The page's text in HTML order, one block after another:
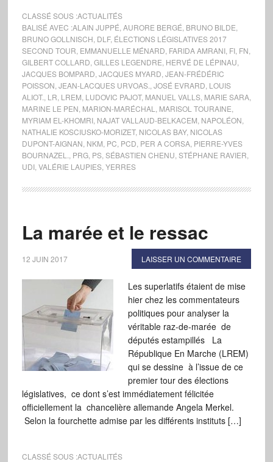
CLASSÉ SOUS :ACTUALITÉS
BALISÉ AVEC :ALAIN JUPPÉ AURORE BERGÉ BRUNO BILDE
BRUNO GOLLNISCH DLF, ÉLECTIONS LÉGISLATIVES 2017
SECOND TOUR EMMANUELLE MÉNARD FARIDA AMRANI, FI, FN
GILBERT COLLARD GILLES LEGENDRE HERVÉ DE LÉPINAU
JACQUES BOMPARD JACQUES MYARD JEAN-FRÉDÉRIC
POISSON JEAN-LACQUES URVOAS. JOSÉ EVRARD LOUIS
ALIOT. LR LREM LUDOVIC PAJOT, MANUEL VALLS, MARIE SARA,
MARINE LE PEN MARION-MARÉCHAL MARISOL TOURAINE
MYRIAM EL-KHOMRI, NAJAT VALLAUD-BELKACEM NAPOLÉON
NATHALIE KOSCIUSKO-MORIZET, NICOLAS BAY, NICOLAS
DUPONT-AIGNAN NKM PC PCD PER A CORSA, PIERRE-YVES
BOURNAZEL.
PRG, PS, SÉBASTIEN CHENU STÉPHANE RAVIER
UDI, VALÉRIE LAUPIES, YERRES
La marée et le ressac
12 JUIN 2017 LAISSER UN COMMENTAIRE
Les superlatifs étaient de mise
hier chez les commentateurs
politiques pour analyser la
véritable raz-de-marée de
députés estampillés La
République En Marche (LREM)
qui se dessine à l’issue de ce
premier tour des élections
législatives, ce dont s’est immédiatement félicitée
officiellement la chancelière allemande Angela Merkel.
Selon la fourchette admise par les différents instituts […]
CLASSÉ SOUS :ACTUALITÉS